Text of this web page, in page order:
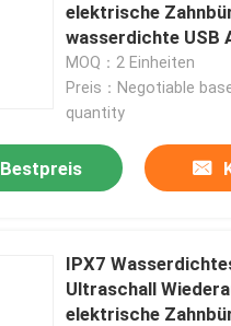
elektrische
wasserdichte USB
wieder aufladbar
MOQ：2 Einheiten
Preis：Negotiable
quantity
Bestpreis
IPX7
Ultraschall
elektrische